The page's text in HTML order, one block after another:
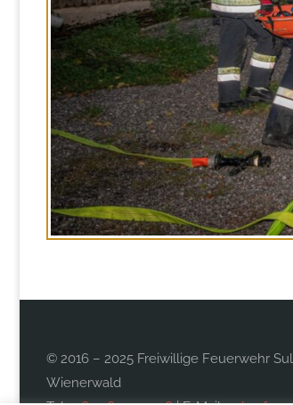
© 2016 – 2025 Freiwillige Feuerwehr
Wienerwald